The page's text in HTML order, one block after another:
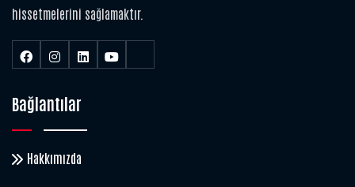
hissetmelerini sağlamaktır.
Bağlantılar
Hakkımızda